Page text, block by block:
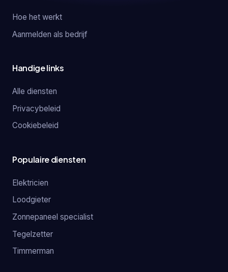
Hoe het werkt
Aanmelden als bedrijf
Handige links
Alle diensten
Privacybeleid
Cookiebeleid
Populaire diensten
Elektricien
Loodgieter
Zonnepaneel specialist
Tegelzetter
Timmerman